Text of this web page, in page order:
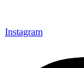
Instagram